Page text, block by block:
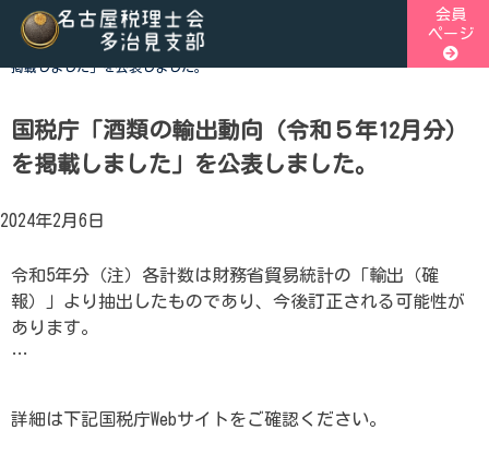
Skip
content
郡御嵩町の4市1町が所属する税理士会です。地域の皆様に寄
の専門家として、税務支援や研修会、租税教育などを行って
税の無料相談会も実施しております。お気軽にご連絡くださ
会員
ページ
ホーム> 税関連トピックス>国税庁「酒類の輸出動向（令和５年12月分）を
掲載しました」を公表しました。
国税庁「酒類の輸出動向（令和５年12月分）
を掲載しました」を公表しました。
2024年2月6日
令和5年分（注）各計数は財務省貿易統計の「輸出（確
報）」より抽出したものであり、今後訂正される可能性が
あります。
…
詳細は下記国税庁Webサイトをご確認ください。